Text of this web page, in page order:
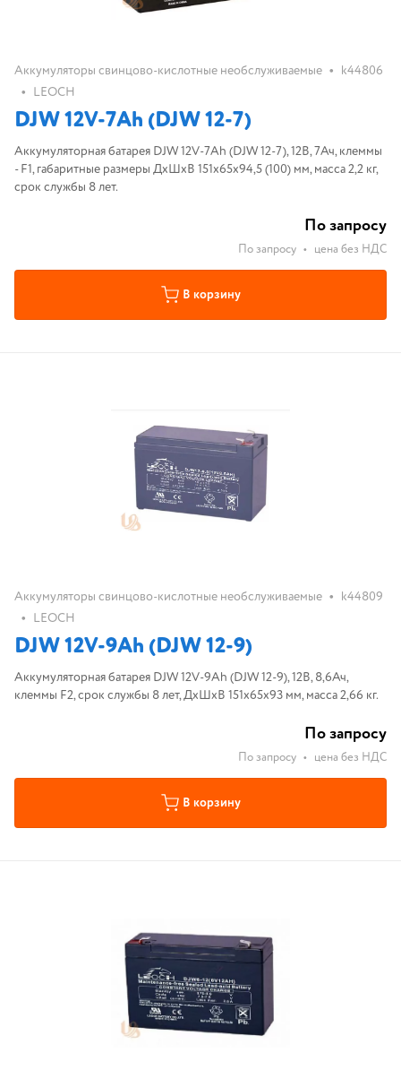
Аккумуляторы свинцово-кислотные необслуживаемые • k44806
• LEOCH
DJW 12V-7Ah (DJW 12-7)
Аккумуляторная батарея DJW 12V-7Ah (DJW 12-7), 12В, 7Ач, клеммы
- F1, габаритные размеры ДхШхВ 151х65х94,5 (100) мм, масса 2,2 кг,
срок службы 8 лет.
По запросу
По запросу • цена без НДС
В корзину
Аккумуляторы свинцово-кислотные необслуживаемые • k44809
• LEOCH
DJW 12V-9Ah (DJW 12-9)
Аккумуляторная батарея DJW 12V-9Ah (DJW 12-9), 12В, 8,6Ач,
клеммы F2, срок службы 8 лет, ДхШхВ 151х65х93 мм, масса 2,66 кг.
По запросу
По запросу • цена без НДС
В корзину